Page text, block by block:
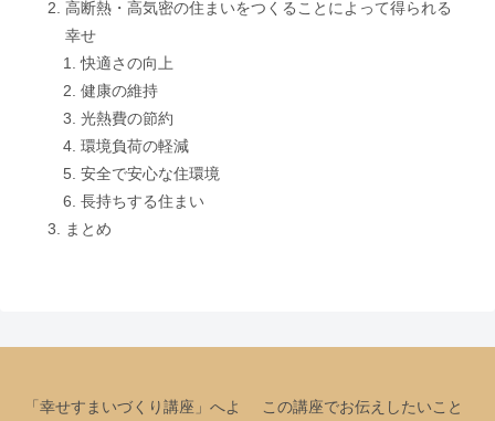
高断熱・高気密の住まいをつくることによって得られる
幸せ
快適さの向上
健康の維持
光熱費の節約
環境負荷の軽減
安全で安心な住環境
長持ちする住まい
まとめ
「幸せすまいづくり講座」へよ この講座でお伝えしたいこと